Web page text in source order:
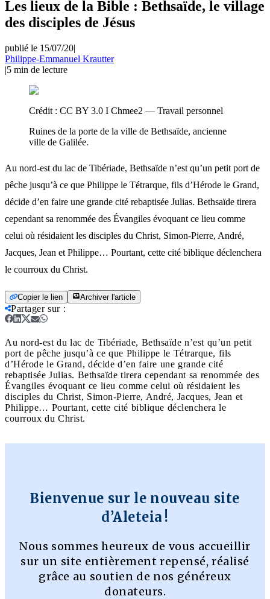
Les lieux de la Bible : Bethsaïde, le village
des disciples de Jésus
publié le 15/07/20|
Philippe-Emmanuel Krautter
|5 min de lecture
Crédit : CC BY 3.0 I Chmee2 — Travail personnel
Ruines de la porte de la ville de Bethsaïde, ancienne
ville de Galilée.
Au nord-est du lac de Tibériade, Bethsaïde n’est qu’un petit port de
pêche jusqu’à ce que Philippe le Tétrarque, fils d’Hérode le Grand,
décide d’en faire une grande cité rebaptisée Julias. Bethsaïde tirera
cependant sa renommée des Évangiles évoquant ce lieu comme
celui où résidaient les disciples du Christ, Simon-Pierre, André,
Jacques, Jean et Philippe… Pourtant, cette cité biblique déclenchera
le courroux du Christ.
Copier le lien Archiver l'article
Partager sur:
Au nord-est du lac de Tibériade, Bethsaïde n’est qu’un petit
port de pêche jusqu’à ce que Philippe le Tétrarque, fils
d’Hérode le Grand, décide d’en faire une grande cité
rebaptisée Julias. Bethsaïde tirera cependant sa renommée des
Évangiles évoquant ce lieu comme celui où résidaient les
disciples du Christ, Simon-Pierre, André, Jacques, Jean et
Philippe… Pourtant, cette cité biblique déclenchera le
courroux du Christ.
Bienvenue sur le nouveau site
d’Aleteia !
Nous sommes heureux de vous accueillir
sur un site entièrement repensé, réalisé
grâce au soutien de nos généreux
donateurs.